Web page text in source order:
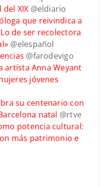
XIX @eldiario
que reivindica a
de ser recolectora
@elespañol
@farodevigo
artista Anna Weyant
jóvenes
su centenario con
natal @rtve
potencia cultural:
más patrimonio e